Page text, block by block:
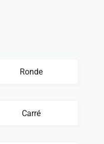
Ronde
Carré